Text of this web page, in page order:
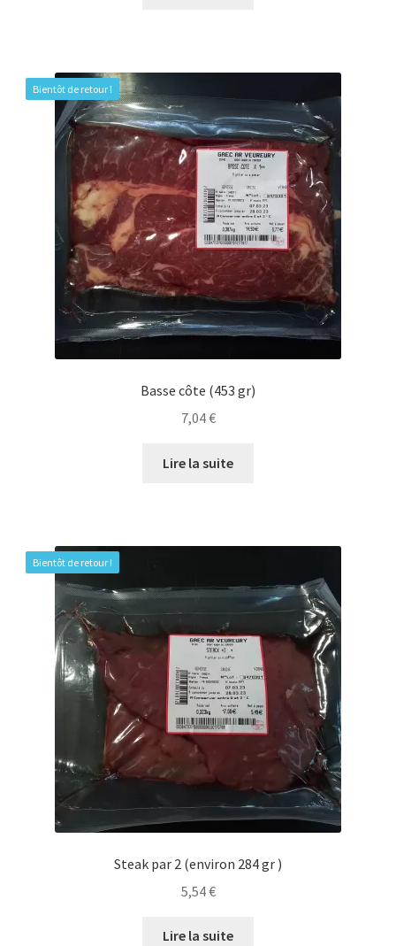
Bientôt de retour !
Basse côte (453 gr)
7,04€
Lire la suite
Bientôt de retour !
Steak par 2 (environ 284 gr )
5,54€
Lire la suite